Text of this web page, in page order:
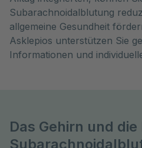
Subarachnoidalblutung
allgemeine Gesundheit
Asklepios unterstützen Sie
Informationen und
Das Gehirn und